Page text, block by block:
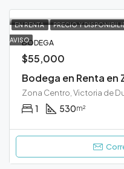
EN RENTA PRECIO Y
AVISOBODEGA
$55,000
Bodega en Renta en
1 530m²